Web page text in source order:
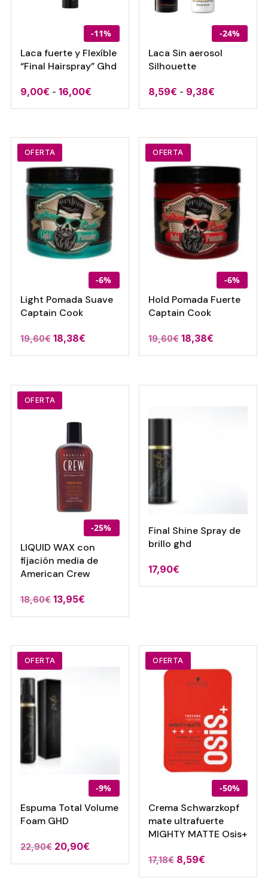
-11%
Laca fuerte y Flexíble
“Final Hairspray” Ghd
9,00€ - 16,00€Rango
de
desde
hasta
16,00€
-24%
Laca Sin aerosol
Silhouette
8,59€ - 9,38€
de
desde
hasta
9,38€
OFERTA
-6%
Light Pomada Suave
Captain Cook
19,60€ El
precio
era:
19,60€.
18,38€El
precio
es:
OFERTA
-6%
Hold Pomada Fuerte
Captain Cook
19,60€ El
precio
era:
18,38€
precio
es:
OFERTA
-25%
LIQUID WAX con
fijación media de
American Crew
18,60€ 13,95€
Final Shine Spray de
brillo ghd
17,90€
OFERTA
-9%
Espuma Total Volume
Foam GHD
22,90€ El
precio
20,90€El
precio
OFERTA
-50%
Crema Schwarzkopf
mate ultrafuerte
MIGHTY MATTE Osis+
17,18€ El
precio
8,59€
precio